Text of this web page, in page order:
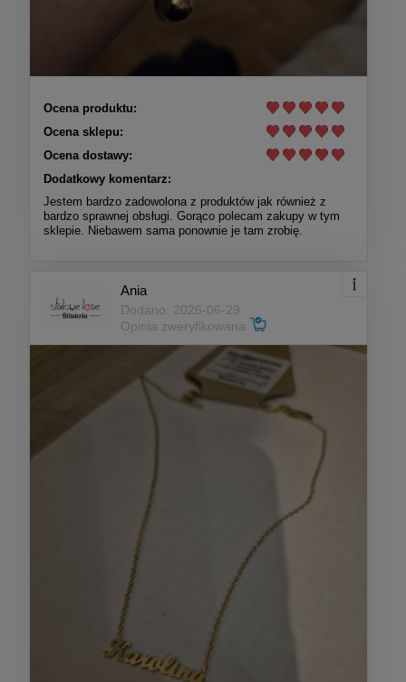
Ocena produktu:
Ocena sklepu:
Ocena dostawy:
Dodatkowy komentarz:
Jestem bardzo zadowolona z produktów jak również z
bardzo sprawnej obsługi. Gorąco polecam zakupy w tym
sklepie. Niebawem sama ponownie je tam zrobię.
Ania
Dodano: 2026-06-29
Opinia zweryfikowana